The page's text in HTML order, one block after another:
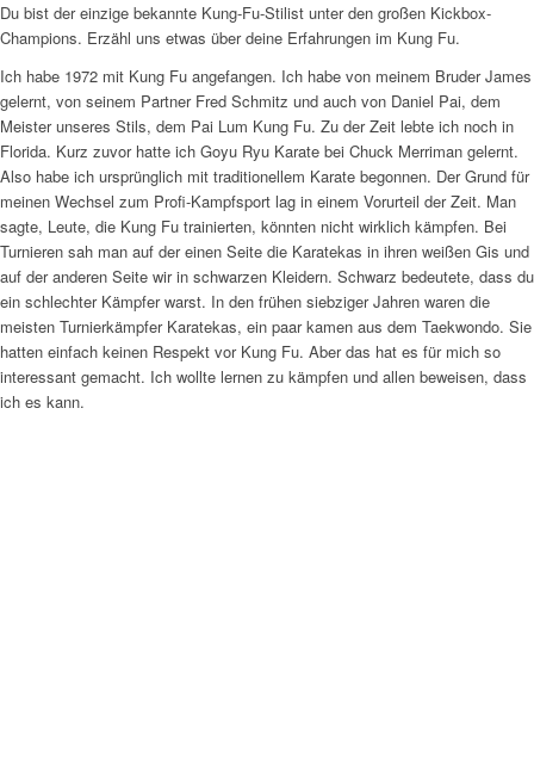
Du bist der einzige bekannte Kung-Fu-Stilist unter den großen Kickbox-
Champions. Erzähl uns etwas über deine Erfahrungen im Kung Fu.
Ich habe 1972 mit Kung Fu angefangen. Ich habe von meinem Bruder James
gelernt, von seinem Partner Fred Schmitz und auch von Daniel Pai, dem
Meister unseres Stils, dem Pai Lum Kung Fu. Zu der Zeit lebte ich noch in
Florida. Kurz zuvor hatte ich Goyu Ryu Karate bei Chuck Merriman gelernt.
Also habe ich ursprünglich mit traditionellem Karate begonnen. Der Grund für
meinen Wechsel zum Profi-Kampfsport lag in einem Vorurteil der Zeit. Man
sagte, Leute, die Kung Fu trainierten, könnten nicht wirklich kämpfen. Bei
Turnieren sah man auf der einen Seite die Karatekas in ihren weißen Gis und
auf der anderen Seite wir in schwarzen Kleidern. Schwarz bedeutete, dass du
ein schlechter Kämpfer warst. In den frühen siebziger Jahren waren die
meisten Turnierkämpfer Karatekas, ein paar kamen aus dem Taekwondo. Sie
hatten einfach keinen Respekt vor Kung Fu. Aber das hat es für mich so
interessant gemacht. Ich wollte lernen zu kämpfen und allen beweisen, dass
ich es kann.